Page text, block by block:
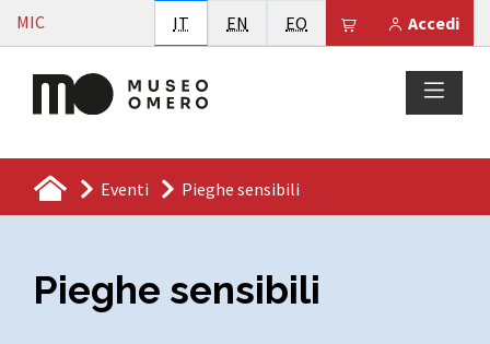
Vai al contenuto
MIC Accedi
Il tuo carrello è
IT Italiano
EN English
EO Esperanto
Eventi Pieghe sensibili
Pieghe sensibili